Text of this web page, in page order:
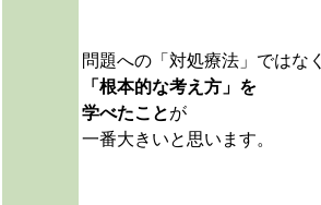
問題への「対処療法」ではなく
「根本的な考え方」を
学べたことが
一番大きいと思います。